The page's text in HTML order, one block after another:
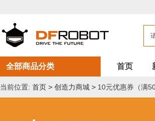
全部商品分类 首页
当前位置: 首页 > 创造力商城 > 10元优惠券（满